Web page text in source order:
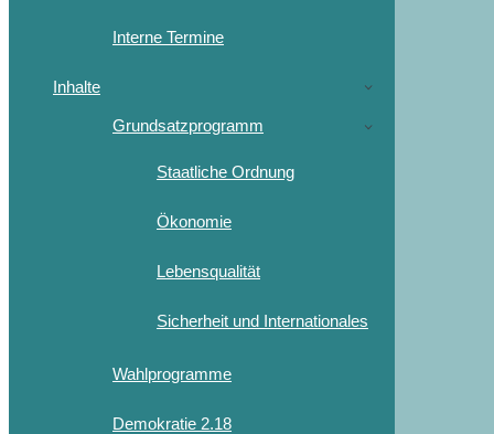
Interne Termine
Inhalte
Grundsatzprogramm
Staatliche Ordnung
Ökonomie
Lebensqualität
Sicherheit und Internationales
Wahlprogramme
Demokratie 2.18